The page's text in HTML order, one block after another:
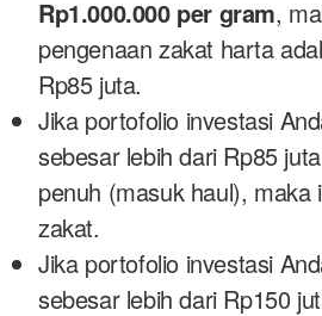
Rp1.000.000 per gram,
pengenaan zakat harta
Rp85 juta.
Jika portofolio investasi
sebesar lebih dari Rp85
penuh (masuk haul), maka
zakat.
Jika portofolio investasi
sebesar lebih dari Rp150